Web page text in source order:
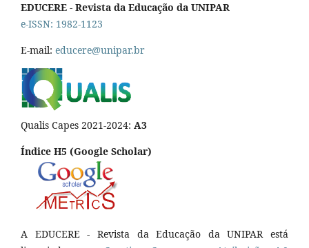
EDUCERE - Revista da Educação da UNIPAR
e-ISSN: 1982-1123
E-mail: educere@unipar.br
Qualis Capes 2021-2024: A3
Índice H5 (Google Scholar)
A EDUCERE - Revista da Educação da UNIPAR está